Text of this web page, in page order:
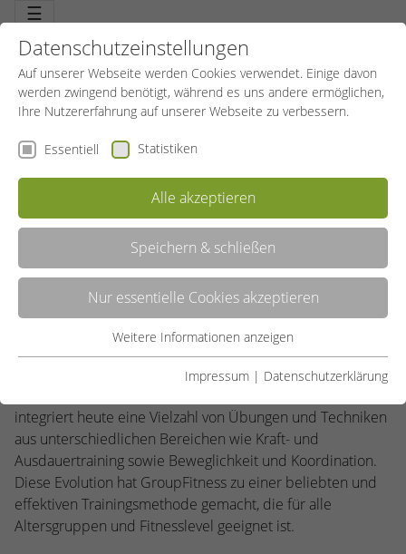
☰
MUSIK, MOTIVATION, BEWEGUNG – WERDE
LEHRTRAINER GROUPFITNESS
SportBildungswerk Allgemein
Die Entstehungsgeschichte
GroupFitness ist eine dynamische und vielseitige
Trainingsform, die sich aus verschiedenen
Fitnessdisziplinen entwickelt hat. Ursprünglich aus dem
Aerobic-Trend der 1980er Jahre entstanden, hat sich
integriert heute eine Vielzahl von Übungen und Techniken
aus unterschiedlichen Bereichen wie Kraft- und
Ausdauertraining sowie Beweglichkeit und Koordination.
Diese Evolution hat GroupFitness zu einer beliebten und
effektiven Trainingsmethode gemacht, die für alle
Altersgruppen und Fitnesslevel geeignet ist.
Datenschutzeinstellungen
Auf unserer Webseite werden Cookies verwendet. Einige davon
werden zwingend benötigt, während es uns andere ermöglichen,
Ihre Nutzererfahrung auf unserer Webseite zu verbessern.
Essentiell Statistiken
Alle akzeptieren
Speichern & schließen
Nur essentielle Cookies akzeptieren
Essentielle Cookies werden für grundlegende Funktionen der
Webseite einwandfrei funktioniert.
Name cookie_optin
Anbieter TYPO3
Laufzeit 1 Jahr
Cookie-Informationen anzeigen
Statistiken
Diese Gruppe beinhaltet alle Skripte für analytisches Tracking
und zugehörige Cookies. Es hilft uns die Nutzererfahrung der
Weitere Informationen anzeigen
Impressum | Datenschutzerklärung